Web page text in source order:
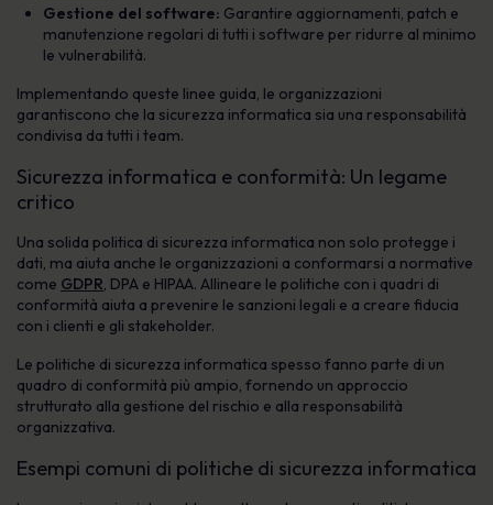
Gestione del software: Garantire aggiornamenti, patch e
manutenzione regolari di tutti i software per ridurre al minimo
le vulnerabilità.
Implementando queste linee guida, le organizzazioni
garantiscono che la sicurezza informatica sia una responsabilità
condivisa da tutti i team.
Sicurezza informatica e conformità: Un legame
critico
Una solida politica di sicurezza informatica non solo protegge i
dati, ma aiuta anche le organizzazioni a conformarsi a normative
come GDPR, DPA e HIPAA. Allineare le politiche con i quadri di
conformità aiuta a prevenire le sanzioni legali e a creare fiducia
con i clienti e gli stakeholder.
Le politiche di sicurezza informatica spesso fanno parte di un
quadro di conformità più ampio, fornendo un approccio
strutturato alla gestione del rischio e alla responsabilità
organizzativa.
Esempi comuni di politiche di sicurezza informatica